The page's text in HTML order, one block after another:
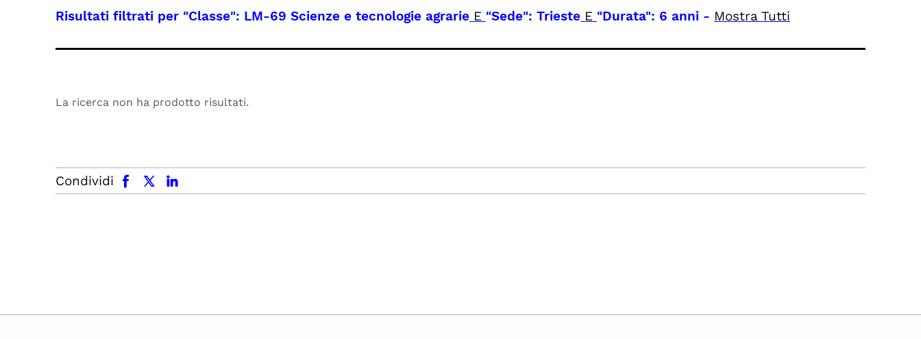
Risultati filtrati per "Classe": LM-69 Scienze e tecnologie agrarie E "Sede": Trieste E "Durata": 6 anni - Mostra Tutti
La ricerca non ha prodotto risultati.
Condividi
facebook x.com linkedin